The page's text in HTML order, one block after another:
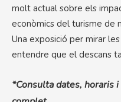
molt actual sobre els
econòmics del turisme de
Una exposició per mirar
entendre que el descans
*Consulta dates, horaris